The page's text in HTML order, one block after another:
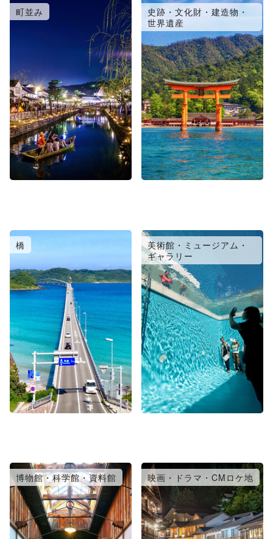
町並み
史跡・文化財・建造物・
世界遺産
橋
美術館・ミュージアム・
ギャラリー
博物館・科学館・資料館 映画・ドラマ・CMロケ地